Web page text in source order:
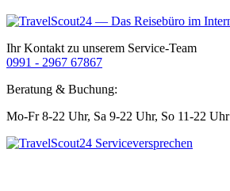
Ihr Kontakt zu unserem Service-Team
0991 - 2967 67867
Beratung & Buchung:
Mo-Fr 8-22 Uhr, Sa 9-22 Uhr, So 11-22 Uhr